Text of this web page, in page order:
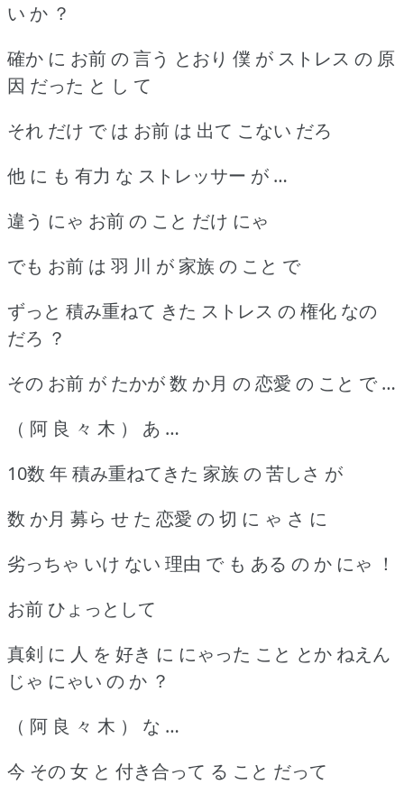
い か ？
確か に お前 の 言う とおり 僕 が ストレス の 原
因 だった と し て
それ だけ で は お前 は 出て こない だろ
他 に も 有力 な ストレッサー が …
違う にゃ お前 の こと だけ にゃ
でも お前 は 羽 川 が 家族 の こと で
ずっと 積み重ねて きた ストレス の 権化 なの
だろ ？
その お前 が たかが 数 か月 の 恋愛 の こと で …
（ 阿 良 々 木 ） あ …
10数 年 積み重ねてきた 家族 の 苦しさ が
数 か月 募ら せ た 恋愛 の 切 に ゃ さ に
劣っちゃ いけ ない 理由 で も ある の か にゃ ！
お前 ひょっとして
真剣 に 人 を 好き に にゃった こと とか ねえん
じゃ にゃい の か ？
（ 阿 良 々 木 ） な …
今 その 女 と 付き合って る こと だって